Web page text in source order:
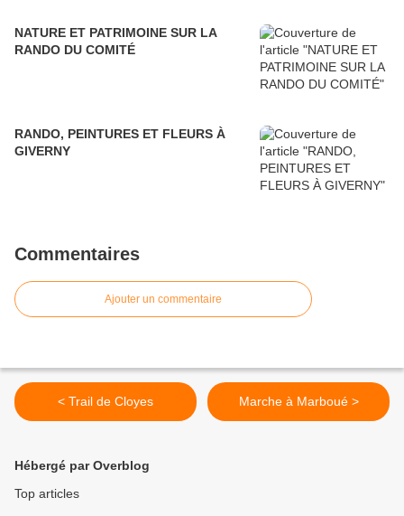
NATURE ET PATRIMOINE SUR LA
RANDO DU COMITÉ
RANDO, PEINTURES ET FLEURS À
GIVERNY
Commentaires
Ajouter un commentaire
< Trail de Cloyes Marche à Marboué >
Hébergé par Overblog
Top articles